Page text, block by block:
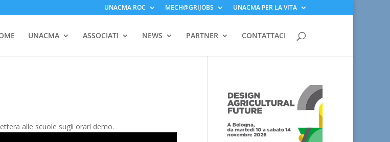
UNACMA ROC MECH@GRIJOBS UNACMA PER LA VITA
UNACMA ASSOCIATI NEWS PARTNER CONTATTACI
alle scuole sugli orari demo.